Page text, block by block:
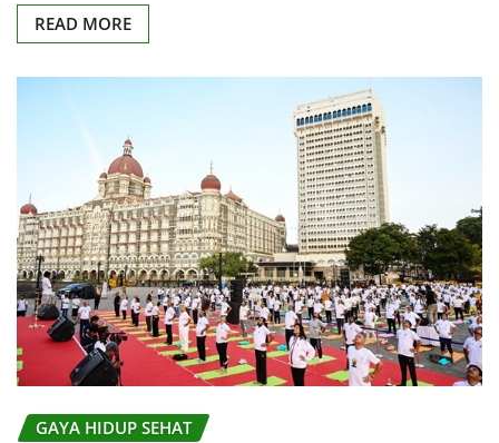
READ MORE
GAYA HIDUP SEHAT